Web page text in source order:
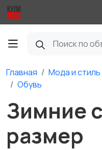
Главная Мода и стиль
Обувь
Зимние
размер